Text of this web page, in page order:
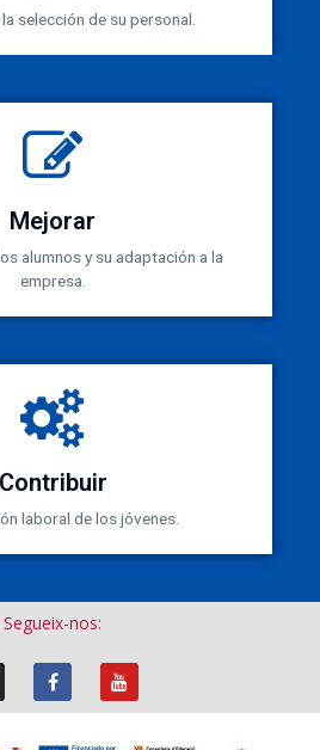
selección de su personal.
Mejorar
alumnos y su adaptación a la
empresa.
Contribuir
laboral de los jóvenes.
Segueix-nos: